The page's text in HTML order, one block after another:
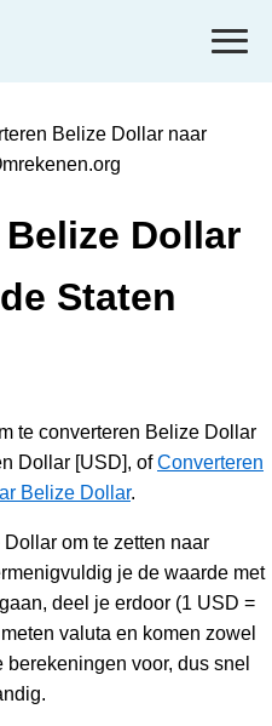
Belize Dollar naar
Dollar
Staten
te converteren Belize Dollar
Dollar [USD], ofConverteren
Belize Dollar.
om te zetten naar
je de waarde met
deel je erdoor (1 USD =
valuta en komen zowel
voor, dus snel